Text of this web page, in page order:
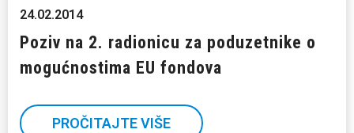
24.02.2014
Poziv na 2. radionicu za poduzetnike o
mogućnostima EU fondova
PROČITAJTE VIŠE